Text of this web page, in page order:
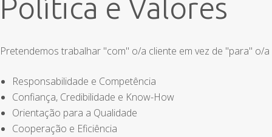
Política e Valores
Pretendemos trabalhar "com" o/a cliente em vez de "para" o/
Responsabilidade e Competência
Confiança, Credibilidade e Know-How
Orientação para a Qualidade
Cooperação e Eficiência